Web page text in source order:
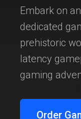
Embark on
dedicated
prehistoric
latency
gaming
Order